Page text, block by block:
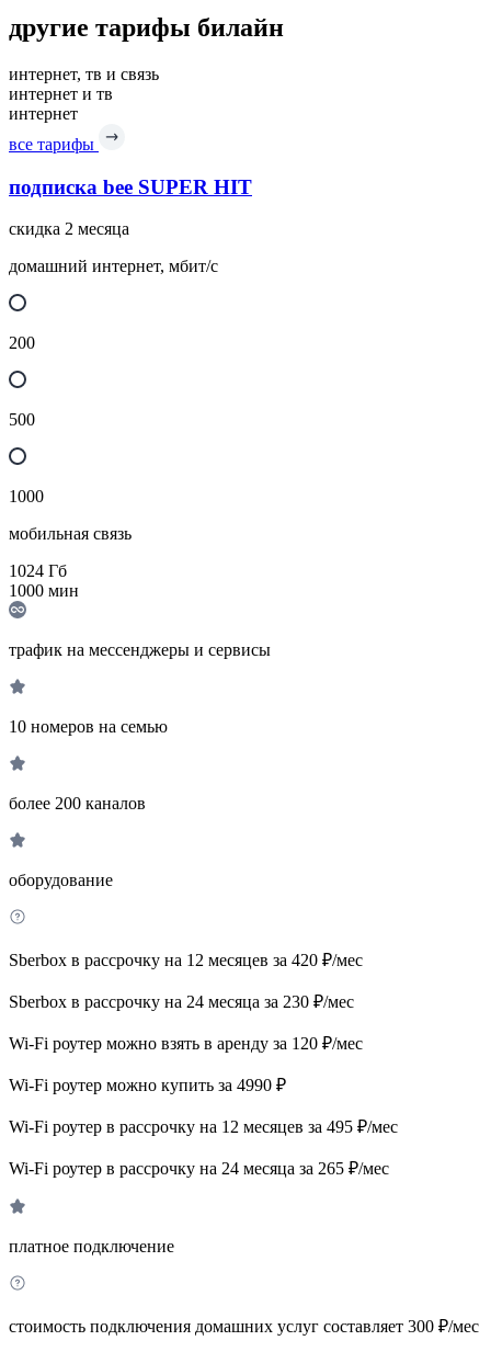
другие тарифы билайн
интернет, тв и связь
интернет и тв
интернет
все тарифы
подписка bee SUPER HIT
скидка 2 месяца
домашний интернет, мбит/с
200
500
1000
мобильная связь
1024 Гб
1000 мин
трафик на мессенджеры и сервисы
10 номеров на семью
более 200 каналов
оборудование
Sberbox в рассрочку на 12 месяцев за 420 ₽/мес
Sberbox в рассрочку на 24 месяца за 230 ₽/мес
Wi-Fi роутер можно взять в аренду за 120 ₽/мес
Wi-Fi роутер можно купить за 4990 ₽
Wi-Fi роутер в рассрочку на 12 месяцев за 495 ₽/мес
Wi-Fi роутер в рассрочку на 24 месяца за 265 ₽/мес
платное подключение
стоимость подключения домашних услуг составляет 300 ₽/мес